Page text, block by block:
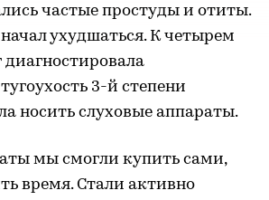
частые простуды и отиты.
ухудшаться. К четырем
диагностировала
3-й степени
носить слуховые аппараты.
мы смогли купить сами,
время. Стали активно